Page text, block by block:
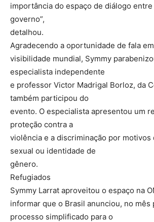
importância do espaço de diálogo
governo”,
detalhou.
Agradecendo a oportunidade de fala
visibilidade mundial, Symmy
especialista independente
e professor Victor Madrigal Borloz, da
também participou do
evento. O especialista apresentou um
proteção contra a
violência e a discriminação por motivos
sexual ou identidade de
gênero.
Refugiados
Symmy Larrat aproveitou o espaço na
informar que o Brasil anunciou, no mês
processo simplificado para o